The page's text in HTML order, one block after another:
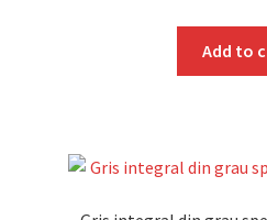
Add to